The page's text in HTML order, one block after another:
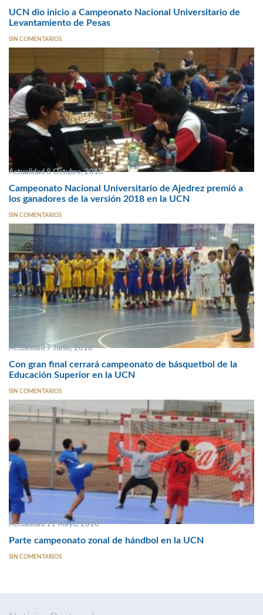
UCN dio inicio a Campeonato Nacional Universitario de
Levantamiento de Pesas
SIN COMENTARIOS
Actualidad 8 Octubre, 2018
Campeonato Nacional Universitario de Ajedrez premió a
los ganadores de la versión 2018 en la UCN
SIN COMENTARIOS
Actualidad 7 Junio, 2018
Con gran final cerrará campeonato de básquetbol de la
Educación Superior en la UCN
SIN COMENTARIOS
Actualidad 11 Mayo, 2018
Parte campeonato zonal de hándbol en la UCN
SIN COMENTARIOS